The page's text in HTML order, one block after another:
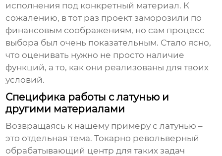
исполнения под конкретный материал. К
сожалению, в тот раз проект заморозили по
финансовым соображениям, но сам процесс
выбора был очень показательным. Стало ясно,
что оценивать нужно не просто наличие
функций, а то, как они реализованы для твоих
условий.
Специфика работы с латунью и
другими материалами
Возвращаясь к нашему примеру с латунью –
это отдельная тема.Токарно револьверный
обрабатывающий центр для таких задач